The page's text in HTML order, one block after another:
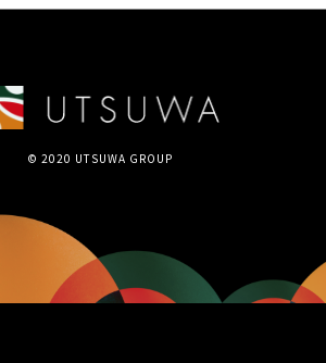
© 2020 UTSUWA GROUP